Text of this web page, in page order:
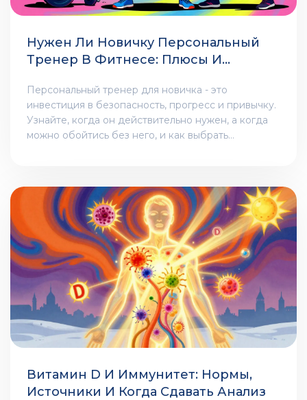
Нужен Ли Новичку Персональный
Тренер В Фитнесе: Плюсы И
Персональный тренер для новичка - это
инвестиция в безопасность, прогресс и привычку.
Узнайте, когда он действительно нужен, а когда
можно обойтись без него, и как выбрать
Витамин D И Иммунитет: Нормы,
Источники И Когда Сдавать Анализ